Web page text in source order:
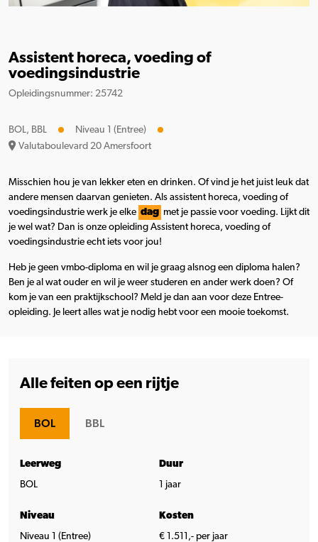
Assistent horeca, voeding of
voedingsindustrie
Opleidingsnummer: 25742
BOL, BBL
Niveau 1 (Entree)
Valutaboulevard 20 Amersfoort
Misschien hou je van lekker eten en drinken. Of vind je het juist leuk dat
andere mensen daarvan genieten. Als assistent horeca, voeding of
voedingsindustrie werk je elke dag met je passie voor voeding. Lijkt dit
je wel wat? Dan is onze opleiding Assistent horeca, voeding of
voedingsindustrie echt iets voor jou!
Heb je geen vmbo-diploma en wil je graag alsnog een diploma halen?
Ben je al wat ouder en wil je weer studeren en ander werk doen? Of
kom je van een praktijkschool? Meld je dan aan voor deze Entree-
opleiding. Je leert alles wat je nodig hebt voor een mooie toekomst.
Alle feiten op een rijtje
BOL BBL
Leerweg
BOL
Duur
1 jaar
Niveau
Niveau 1 (Entree)
Kosten
€ 1.511,- per jaar